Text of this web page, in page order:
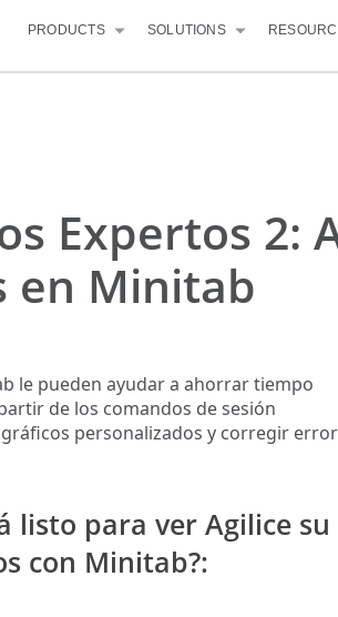
PRODUCTS SOLUTIONS
Expertos 2:
en Minitab
le pueden ayudar a ahorrar tiempo
de los comandos de sesión
personalizados y corregir
listo para ver Agilice
con Minitab?: